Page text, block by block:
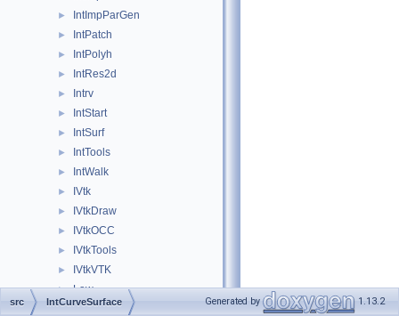
► IntImpParGen
► IntPatch
► IntPolyh
► IntRes2d
► Intrv
► IntStart
► IntSurf
► IntTools
► IntWalk
► IVtk
► IVtkDraw
► IVtkOCC
► IVtkTools
► IVtkVTK
► Law
► LDOM
src IntCurveSurface Generated by 1.13.2